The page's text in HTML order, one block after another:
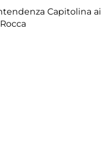
Capitolina ai